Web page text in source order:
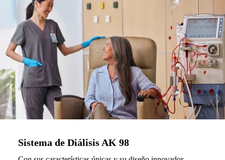
Sistema de Diálisis AK 98